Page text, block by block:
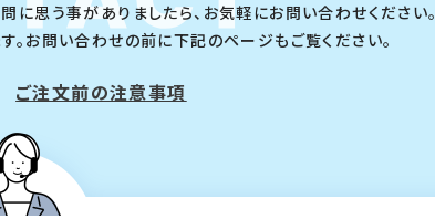
に思う事がありましたら、お気軽にお問い合わせください。
。お問い合わせの前に下記のページもご覧ください。
ご注文前の注意事項